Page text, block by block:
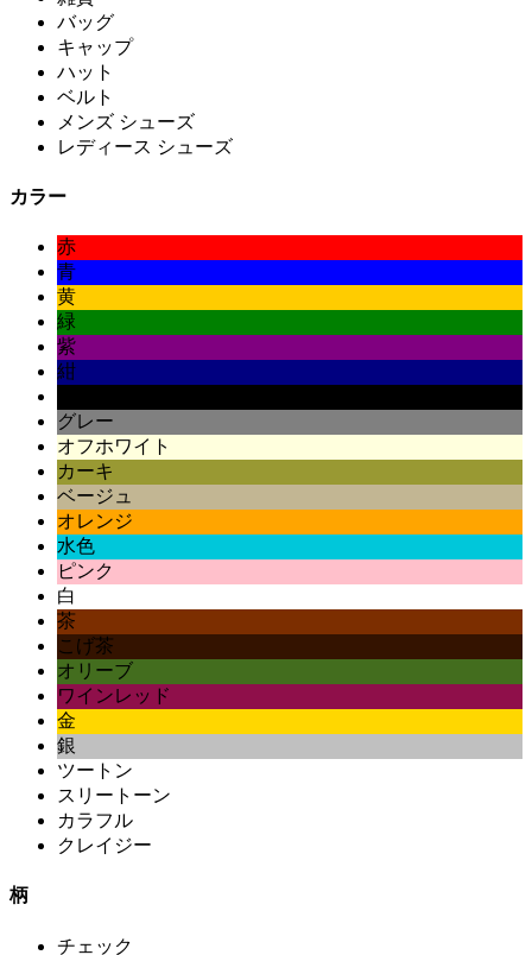
バッグ
キャップ
ハット
ベルト
メンズ シューズ
レディース シューズ
カラー
赤
青
黄
緑
紫
紺
グレー
オフホワイト
カーキ
ベージュ
オレンジ
水色
ピンク
白
茶
こげ茶
オリーブ
ワインレッド
金
銀
ツートン
スリートーン
カラフル
クレイジー
柄
チェック